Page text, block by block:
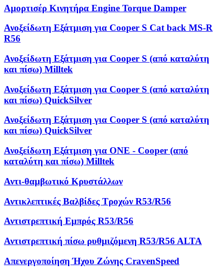
Αμορτισέρ Κινητήρα Engine Torque Damper
Ανοξείδωτη Eξάτμιση για Cooper S Cat back MS-R
R56
Ανοξείδωτη Εξάτμιση για Cooper S (από καταλύτη
και πίσω) Milltek
Ανοξείδωτη Εξάτμιση για Cooper S (από καταλύτη
και πίσω) QuickSilver
Ανοξείδωτη Εξάτμιση για Cooper S (από καταλύτη
και πίσω) QuickSilver
Ανοξείδωτη Εξάτμιση για ONE - Cooper (από
καταλύτη και πίσω) Milltek
Αντι-θαμβωτικό Κρυστάλλων
Αντικλεπτικές Βαλβίδες Τροχών R53/R56
Αντιστρεπτική Εμπρός R53/R56
Αντιστρεπτική πίσω ρυθμιζόμενη R53/R56 ALTA
Απενεργοποίηση Ήχου Ζώνης CravenSpeed